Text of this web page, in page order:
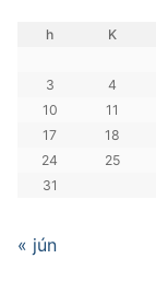
h K
3
4
10
11
17
18
24
25
31
« jún